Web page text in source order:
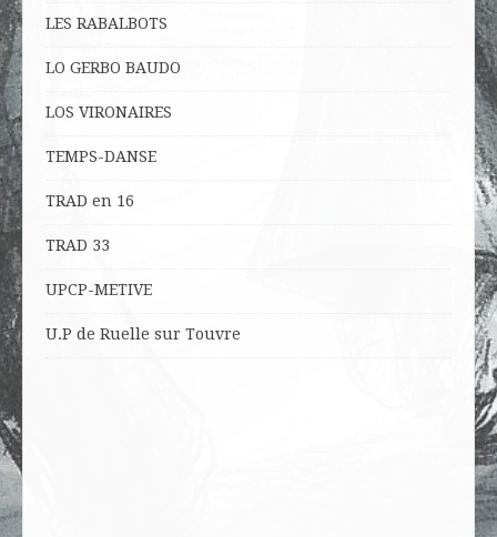
LES RABALBOTS
LO GERBO BAUDO
LOS VIRONAIRES
TEMPS-DANSE
TRAD en 16
TRAD 33
UPCP-METIVE
U.P de Ruelle sur Touvre